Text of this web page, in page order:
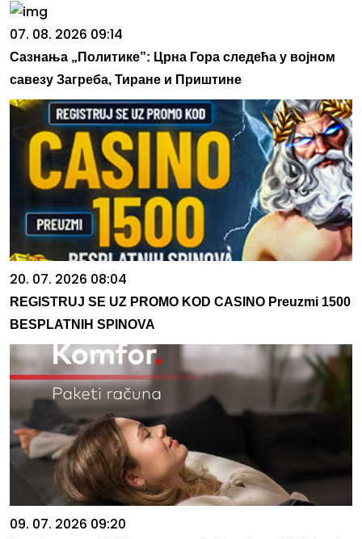
07. 08. 2026 09:14
Сазнања „Политике”: Црна Гора следећа у војном
савезу Загреба, Тиране и Приштине
20. 07. 2026 08:04
REGISTRUJ SE UZ PROMO KOD CASINO Preuzmi 1500
BESPLATNIH SPINOVA
09. 07. 2026 09:20